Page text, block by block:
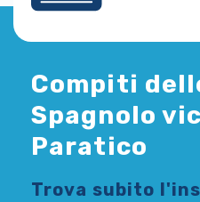
Compiti
Spagnolo
Paratico
Trova subito l'